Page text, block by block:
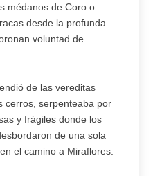
médanos de Coro o
desde la profunda
voluntad de
de las vereditas
cerros, serpenteaba por
y frágiles donde los
de una sola
el camino a Miraflores.